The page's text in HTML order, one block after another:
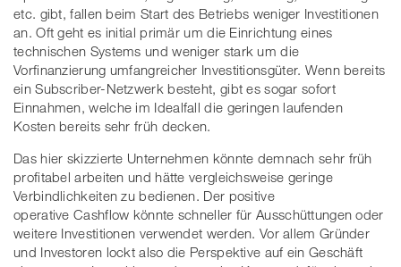
etc. gibt, fallen beim Start des Betriebs weniger Investitionen
an. Oft geht es initial primär um die Einrichtung eines
technischen Systems und weniger stark um die
Vorfinanzierung umfangreicher Investitionsgüter. Wenn bereits
ein Subscriber-Netzwerk besteht, gibt es sogar sofort
Einnahmen, welche im Idealfall die geringen laufenden
Kosten bereits sehr früh decken.
Das hier skizzierte Unternehmen könnte demnach sehr früh
profitabel arbeiten und hätte vergleichsweise geringe
Verbindlichkeiten zu bedienen. Der positive
operative Cashflow könnte schneller für Ausschüttungen oder
weitere Investitionen verwendet werden. Vor allem Gründer
und Investoren lockt also die Perspektive auf ein Geschäft